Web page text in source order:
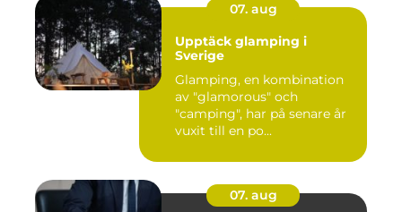
07. aug
Upptäck glamping i
Sverige
Glamping, en kombination
av "glamorous" och
"camping", har på senare år
vuxit till en po...
07. aug